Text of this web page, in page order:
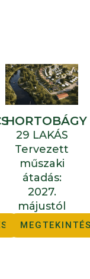
HORTOBÁGY
29 LAKÁS
Tervezett
műszaki
átadás:
2027.
májustól